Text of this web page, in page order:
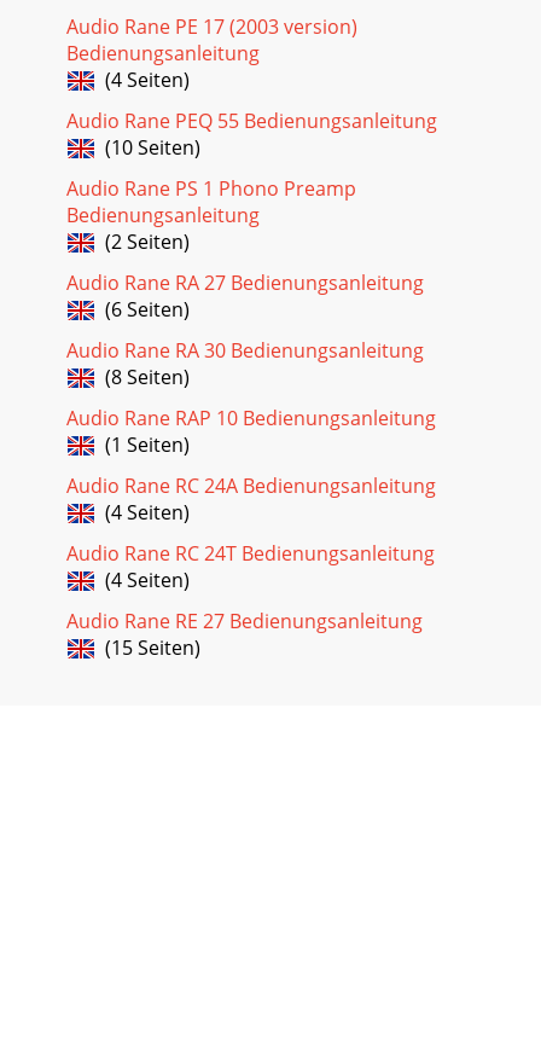
Audio Rane PE 17 (2003 version)
Bedienungsanleitung
(4 Seiten)
Audio Rane PEQ 55 Bedienungsanleitung
(10 Seiten)
Audio Rane PS 1 Phono Preamp
Bedienungsanleitung
(2 Seiten)
Audio Rane RA 27 Bedienungsanleitung
(6 Seiten)
Audio Rane RA 30 Bedienungsanleitung
(8 Seiten)
Audio Rane RAP 10 Bedienungsanleitung
(1 Seiten)
Audio Rane RC 24A Bedienungsanleitung
(4 Seiten)
Audio Rane RC 24T Bedienungsanleitung
(4 Seiten)
Audio Rane RE 27 Bedienungsanleitung
(15 Seiten)